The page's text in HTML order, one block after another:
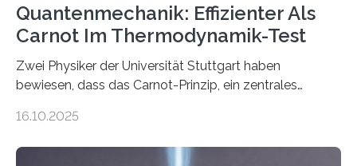
Quantenmechanik: Effizienter Als
Carnot Im Thermodynamik-Test
Zwei Physiker der Universität Stuttgart haben
bewiesen, dass das Carnot-Prinzip, ein zentrales
Größenordnung von Atomen gilt, deren physikalische
16.10.2025